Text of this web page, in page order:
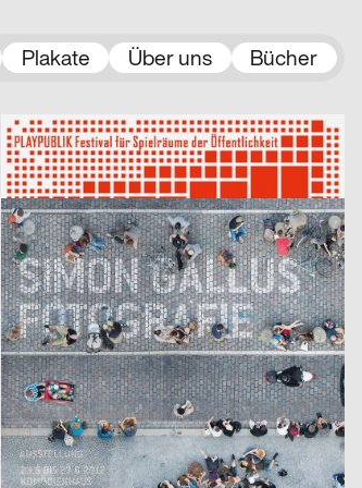
Plakate Über uns Bücher
milchhof D
2012
PLAYPUBLIK
2einhalb Büro für Kommunikation D
2012
Simon Gallus Fotografie
Johnson / Kingston CH
2011
Poster Of Graphic Records
Ramona Casanova CH
2011
Werkschau
Atelier Poisson, Christine Vaudois CH
2012